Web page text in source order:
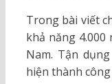
Trong bài viết
khả năng
Nam. Tận
hiện thành công